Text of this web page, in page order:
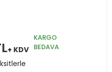
+ KDV
KARGO
BEDAVA